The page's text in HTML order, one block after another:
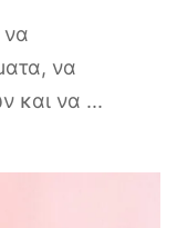
να
να
και να ...